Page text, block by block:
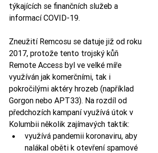
týkajících se finančních služeb a
informací COVID-19.
Zneužití Remcosu se datuje již od roku
2017, protože tento trojský kůň
Remote Access byl ve velké míře
využíván jak komerčními, tak i
pokročilými aktéry hrozeb (například
Gorgon nebo APT33). Na rozdíl od
předchozích kampaní využívá útok v
Kolumbii několik zajímavých taktik:
využívá pandemii koronaviru, aby
nalákal oběti k otevření spamové